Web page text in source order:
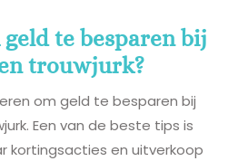
te besparen bij
trouwjurk?
om geld te besparen bij
Een van de beste tips is
kortingsacties en uitverkoop